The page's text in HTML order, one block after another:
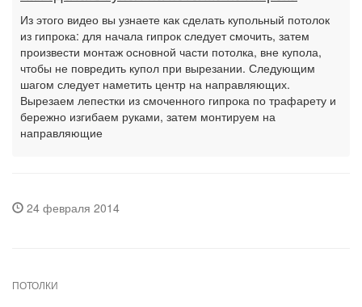
Из этого видео вы узнаете как сделать купольный потолок
из гипрока: для начала гипрок следует смочить, затем
произвести монтаж основной части потолка, вне купола,
чтобы не повредить купол при вырезании. Следующим
шагом следует наметить центр на направляющих.
Вырезаем лепестки из смоченного гипрока по трафарету и
бережно изгибаем руками, затем монтируем на
направляющие
24 февраля 2014
ПОТОЛКИ